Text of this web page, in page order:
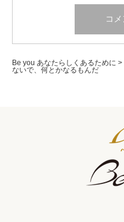
Be you あなたらしくあるために >
ないで、何とかなるもんだ